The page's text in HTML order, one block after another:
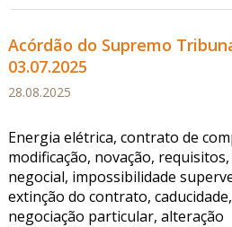
Acórdão do Supremo
03.07.2025
28.08.2025
Energia elétrica, contrato de
modificação, novação,
negocial, impossibilidade
extinção do contrato,
negociação particular, alteração